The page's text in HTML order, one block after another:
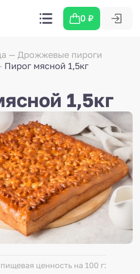
0 ₽
Дрожжевые пироги
Пирог мясной 1,5кг
1,5кг
ценность на 100 г: